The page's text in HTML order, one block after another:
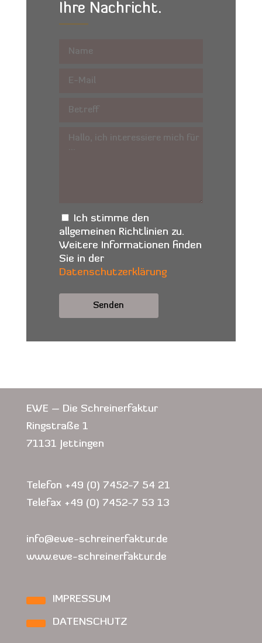
Ihre Nachricht.
Ich stimme den
allgemeinen Richtlinien zu.
Weitere Informationen finden
Sie in der
Datenschutzerklärung
EWE – Die Schreinerfaktur
Ringstraße 1
71131 Jettingen
Telefon +49 (0) 7452-7 54 21
Telefax +49 (0) 7452-7 53 13
info@ewe-schreinerfaktur.de
www.ewe-schreinerfaktur.de
IMPRESSUM
DATENSCHUTZ